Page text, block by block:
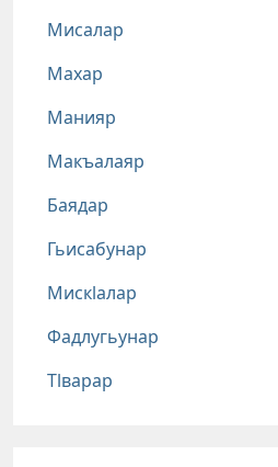
Мисалар
Махар
Манияр
Макъалаяр
Баядар
Гьисабунар
Мискlалар
Фадлугьунар
Тlварар